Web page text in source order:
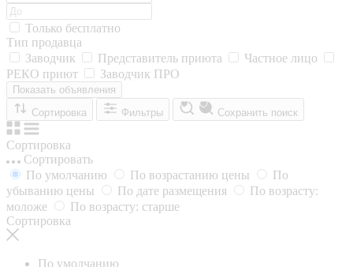
Только бесплатно
Тип продавца
Заводчик
Представитель приюта
Частное лицо
РЕКО приют
Заводчик ПРО
Показать объявления
Сортировка
Фильтры Сохранить поиск
Сортировка
Сортировать
По умолчанию
По возрастанию цены
По
убыванию цены
По дате размещения
По возрасту:
моложе
По возрасту: старше
Сортировка
По умолчанию